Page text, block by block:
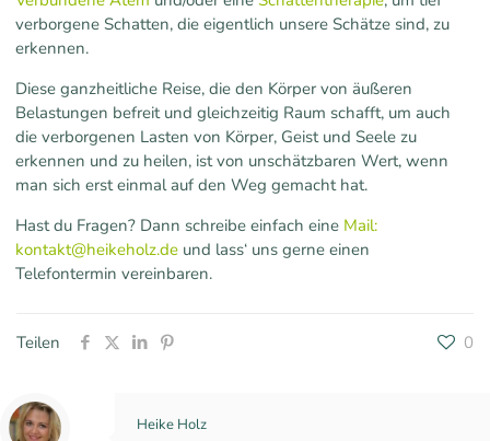
verborgene Schatten, die eigentlich unsere Schätze sind, zu
erkennen.
Diese ganzheitliche Reise, die den Körper von äußeren
Belastungen befreit und gleichzeitig Raum schafft, um auch
die verborgenen Lasten von Körper, Geist und Seele zu
erkennen und zu heilen, ist von unschätzbaren Wert, wenn
man sich erst einmal auf den Weg gemacht hat.
Hast du Fragen? Dann schreibe einfach eine Mail:
kontakt@heikeholz.de und lass‘ uns gerne einen
Telefontermin vereinbaren.
Teilen 0
Heike Holz